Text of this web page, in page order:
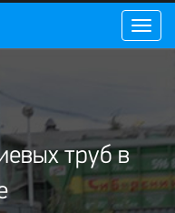
труб в